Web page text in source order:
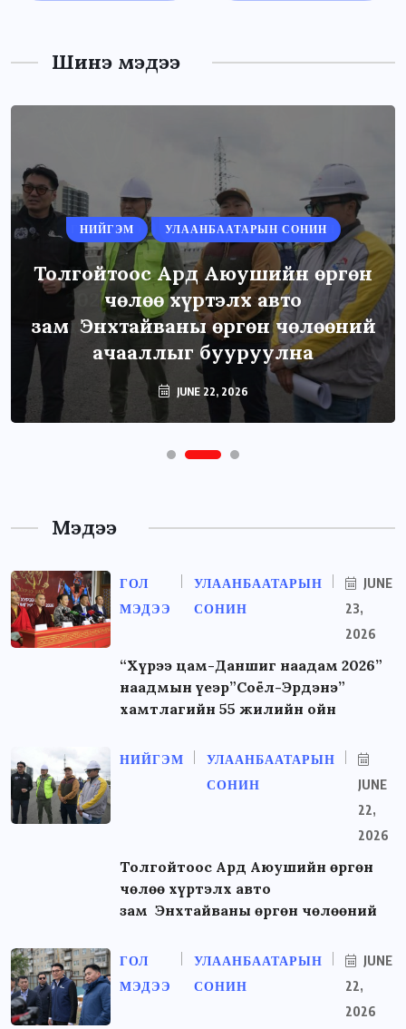
Шинэ мэдээ
НИЙГЭМ УЛААНБААТАРЫН СОНИН
Толгойтоос Ард Аюушийн өргөн
чөлөө хүртэлх авто
зам Энхтайваны өргөн чөлөөний
ачааллыг бууруулна
JUNE 22, 2026
Мэдээ
ГОЛ
МЭДЭЭ
УЛААНБААТАРЫН
СОНИН
JUNE
23,
2026
“Хүрээ цам-Даншиг наадам 2026”
наадмын үеэр”Соёл-Эрдэнэ”
хамтлагийн 55 жилийн ойн
НИЙГЭМ
УЛААНБААТАРЫН
СОНИН
JUNE
22,
2026
Толгойтоос Ард Аюушийн өргөн
чөлөө хүртэлх авто
зам Энхтайваны өргөн чөлөөний
ГОЛ
МЭДЭЭ
УЛААНБААТАРЫН
СОНИН
JUNE
22,
2026